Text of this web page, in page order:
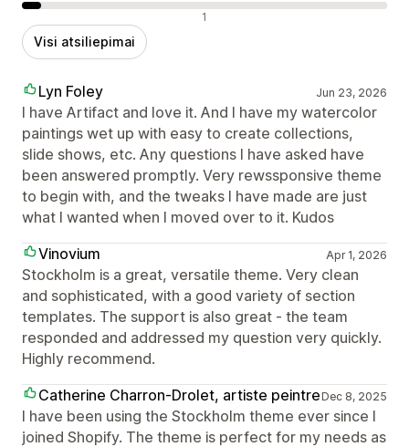
Neigiami atsiliepimai 1
Visi atsiliepimai
Lyn Foley Jun 23, 2026
I have Artifact and love it. And I have my watercolor
paintings wet up with easy to create collections,
slide shows, etc. Any questions I have asked have
been answered promptly. Very rewssponsive theme
to begin with, and the tweaks I have made are just
what I wanted when I moved over to it. Kudos
Vinovium
Apr 1, 2026
Stockholm is a great, versatile theme. Very clean
and sophisticated, with a good variety of section
templates. The support is also great - the team
responded and addressed my question very quickly.
Highly recommend.
Catherine Charron-Drolet, artiste peintreDec 8, 2025
I have been using the Stockholm theme ever since I
joined Shopify. The theme is perfect for my needs as